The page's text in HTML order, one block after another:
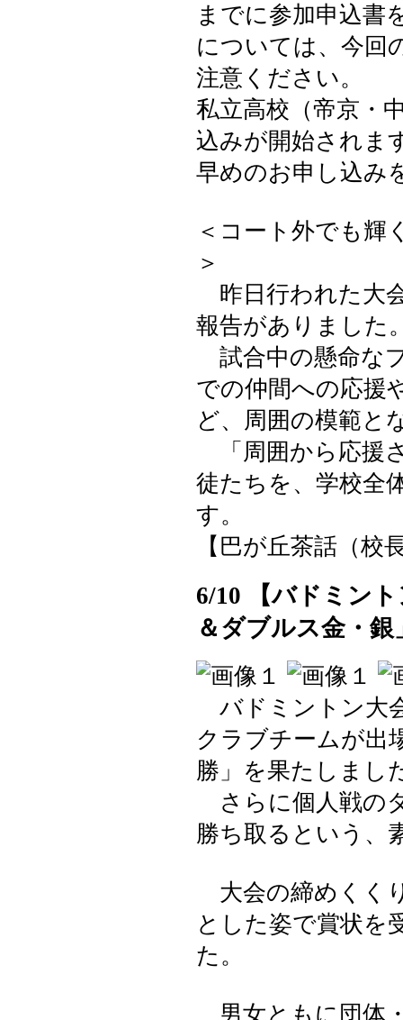
までに参加申込書
については、今回
注意ください。
私立高校（帝京・
込みが開始されま
早めのお申し込み
＜コート外でも輝
＞
昨日行われた大
報告がありました
試合中の懸命な
での仲間への応援
ど、周囲の模範と
「周囲から応援
徒たちを、学校全
す。
【巴が丘茶話（校
6/10 【バドミン
＆ダブルス金・銀
バドミントン大
クラブチームが出
勝」を果たしまし
さらに個人戦の
勝ち取るという、
大会の締めくく
とした姿で賞状を
た。
男女ともに団体